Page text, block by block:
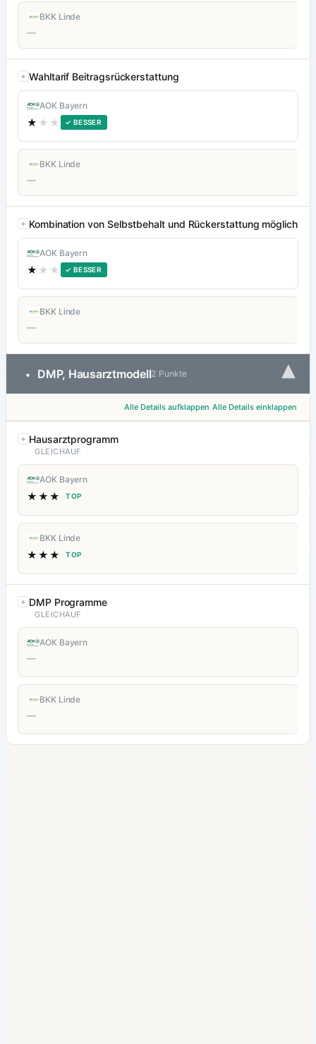
BKK Linde
—
Wahltarif Beitragsrückerstattung
AOK Bayern
★ ★★ ✓ BESSER
BKK Linde
—
Kombination von Selbstbehalt und Rückerstattung möglich
AOK Bayern
★ ★★ ✓ BESSER
BKK Linde
—
• DMP, Hausarztmodell2 Punkte ▾
Alle Details aufklappen Alle Details einklappen
Hausarztprogramm
GLEICHAUF
AOK Bayern
★★★ TOP
BKK Linde
★★★ TOP
DMP Programme
GLEICHAUF
AOK Bayern
—
BKK Linde
—